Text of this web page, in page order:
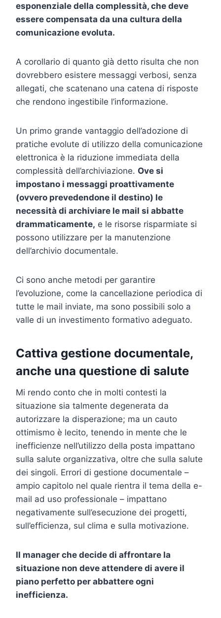
esponenziale della complessità, che deve
essere compensata da una cultura della
comunicazione evoluta.
A corollario di quanto già detto risulta che non
dovrebbero esistere messaggi verbosi, senza
allegati, che scatenano una catena di risposte
che rendono ingestibile l’informazione.
Un primo grande vantaggio dell’adozione di
pratiche evolute di utilizzo della comunicazione
elettronica è la riduzione immediata della
complessità dell’archiviazione. Ove si
impostano i messaggi proattivamente
(ovvero prevedendone il destino) le
necessità di archiviare le mail si abbatte
drammaticamente, e le risorse risparmiate si
possono utilizzare per la manutenzione
dell’archivio documentale.
Ci sono anche metodi per garantire
l’evoluzione, come la cancellazione periodica di
tutte le mail inviate, ma sono possibili solo a
valle di un investimento formativo adeguato.
Cattiva gestione documentale,
anche una questione di salute
Mi rendo conto che in molti contesti la
situazione sia talmente degenerata da
autorizzare la disperazione; ma un cauto
ottimismo è lecito, tenendo in mente che le
inefficienze nell’utilizzo della posta impattano
sulla salute organizzativa, oltre che sulla salute
dei singoli. Errori di gestione documentale –
ampio capitolo nel quale rientra il tema della e-
mail ad uso professionale – impattano
negativamente sull’esecuzione dei progetti,
sull’efficienza, sul clima e sulla motivazione.
Il manager che decide di affrontare la
situazione non deve attendere di avere il
piano perfetto per abbattere ogni
inefficienza.